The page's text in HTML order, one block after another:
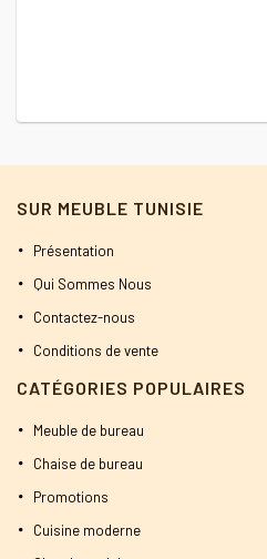
SUR MEUBLE TUNISIE
Présentation
Qui Sommes Nous
Contactez-nous
Conditions de vente
CATÉGORIES POPULAIRES
Meuble de bureau
Chaise de bureau
Promotions
Cuisine moderne